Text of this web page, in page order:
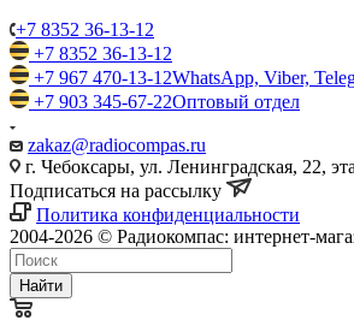
+7 8352 36-13-12
+7 8352 36-13-12
+7 967 470-13-12WhatsApp, Viber,
+7 903 345-67-22Оптовый отдел
zakaz@radiocompas.ru
г. Чебоксары, ул. Ленинградская, 22,
Подписаться на рассылку
Политика конфиденциальности
2004-2026 © Радиокомпас: интернет-
Найти